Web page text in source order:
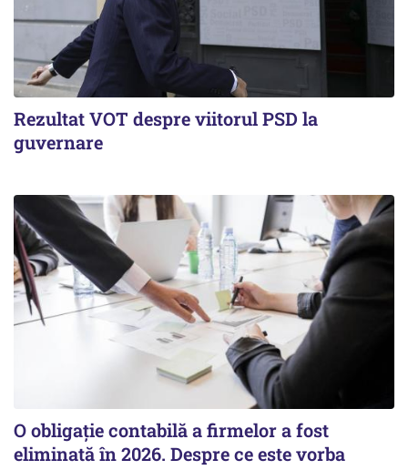
Rezultat VOT despre viitorul PSD la
guvernare
O obligație contabilă a firmelor a fost
eliminată în 2026. Despre ce este vorba